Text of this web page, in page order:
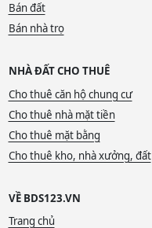
Bán đất
Bán nhà trọ
NHÀ ĐẤT CHO THUÊ
Cho thuê căn hộ chung cư
Cho thuê nhà mặt tiền
Cho thuê mặt bằng
Cho thuê kho, nhà xưởng, đất
VỀ BDS123.VN
Trang chủ